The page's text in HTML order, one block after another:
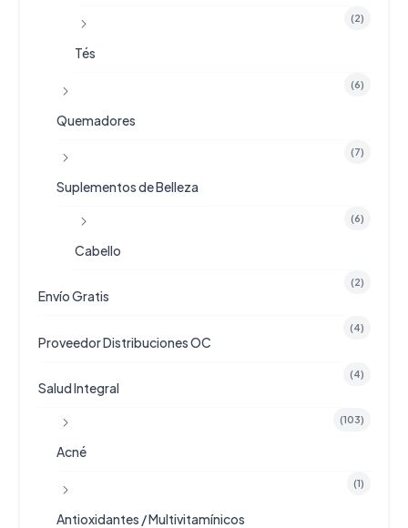
(2)
Tés
(6)
Quemadores
(7)
Suplementos de Belleza
(6)
Cabello
(2)
Envío Gratis
(4)
Proveedor Distribuciones OC
(4)
Salud Integral
(103)
Acné
(1)
Antioxidantes / Multivitamínicos